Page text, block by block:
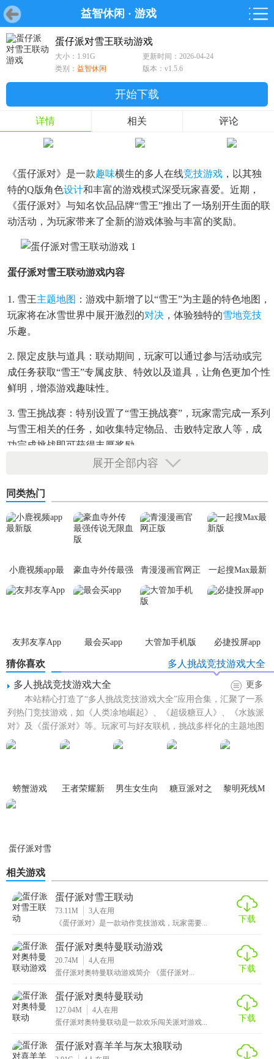
益智休闲 · 游戏
首页 游戏 软件 鸿蒙游戏
首页 游戏 软件 鸿蒙
游戏
鸿蒙
软件
专题
蛋仔派对雪王联动游戏
大小：1.91G
更新时间：2026-04-24
类别： 益智休闲 版本：v1.5.6
开始下载
详情 相关 评论
《蛋仔派对》是一款趣味横生的多人在线竞技游戏 ，以其独
特的Q版角色设计和丰富的游戏模式深受玩家喜爱。近期，
《蛋仔派对》与知名饮品品牌“雪王”推出了一场别开生面的联
动活动，为玩家带来了全新的游戏体验与丰富的奖励。
蛋仔派对雪王联动游戏内容
1. 雪王主题地图 ：游戏中新增了以“雪王”为主题的特色地图，
玩家将在冰雪世界中展开激烈的对决 ，体验独特的雪地竞技
乐趣。
2. 限定皮肤与道具：联动期间，玩家可以通过参与活动或完
成任务获取“雪王”专属皮肤、特效以及道具，让角色更加个性
鲜明，增添游戏趣味性。
3. 雪王挑战赛：特别设置了“雪王挑战赛”，玩家需完成一系列
与雪王相关的任务，如收集特定物品、击败特定敌人等，成
功完成挑战即可获得丰厚奖励。
蛋仔派对雪王联动游戏玩法
1. 经典竞技模式：保持游戏原有的经典多人在线竞技玩法，
玩家需躲避障碍物、攻击对手，努力成为最后的幸存者。
2. 雪地图特殊机制：在雪王主题地图中，增加了雪地滑行、
同对抗其他队伍，通过默契配合取得胜利。
大战”等，参与即可获得额外奖励。
蛋仔派对雪王联动游戏攻略
1. 熟悉地图：首先熟悉雪王主题地图的每一个角落，利用地
形优势进行躲避或攻击。
2. 利用道具：游戏中收集到的道具如加速、护盾、冰冻等，
在关键时刻使用可以扭转局势。
制定战术，利用团队力量取得优势。
5. 策略布局：在雪地中注意布局策略，利用滑冰和破碎的冰
面进行快速移动或躲避攻击。
蛋仔派对雪王联动游戏测评
《蛋仔派对》与“雪王”的联动活动不仅为游戏增添了新的元素
和归属感。无论是单人竞技还是团队合作，都能让玩家体验
到紧张刺激而又充满乐趣的游戏过程。此次联动无疑是《蛋
家们。
展开全部内容
同类热门
小鹿视频app最
新版
豪血寺外传最强
传说无限血版
青漫漫画官网正
版
一起搜Max最新
版
友邦友享App 最会买app 大管加手机版 必捷投屏app
猜你喜欢
多人挑战竞技游戏大全
多人挑战竞技游戏大全
更多
本站精心打造了“多人挑战竞技游戏大全”应用合集，汇聚了一系
列热门竞技游戏，如《人类凃地崛起》、《超级糖豆人》、《水族派
对》及《蛋仔派对》等。玩家可与好友联机，挑战多样化的主题地图
关卡，畅享刺激对决，感...
螃蟹游戏
王者荣耀新
男生女生向
糖豆派对之
黎明死线M
蛋仔派对雪
相关游戏
蛋仔派对雪王联动
73.11M 3 人在用
《蛋仔派对》是一款动作竞技游戏，玩家需要...
下载
蛋仔派对奥特曼联动游戏
20.74M 4 人在用
蛋仔派对奥特曼联动游戏简介 《蛋仔派对...
下载
蛋仔派对奥特曼联动
127.04M 4 人在用
蛋仔派对奥特曼联动是一款欢乐闯关派对游戏...
下载
蛋仔派对喜羊羊与灰太狼联动